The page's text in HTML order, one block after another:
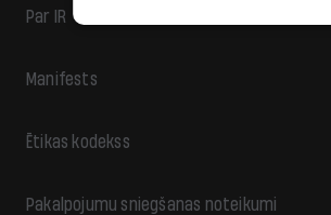
Par IR
Manifests
Ētikas kodekss
Pakalpojumu sniegšanas noteikumi